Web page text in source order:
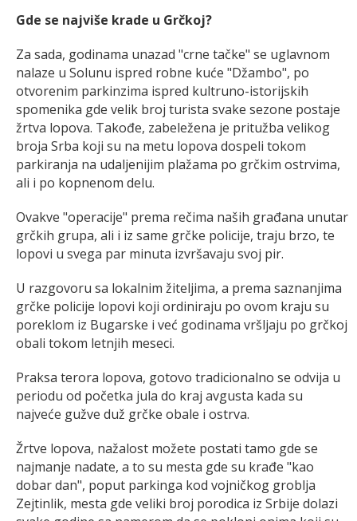
Gde se najviše krade u Grčkoj?
Za sada, godinama unazad "crne tačke" se uglavnom
nalaze u Solunu ispred robne kuće "Džambo", po
otvorenim parkinzima ispred kultruno-istorijskih
spomenika gde velik broj turista svake sezone postaje
žrtva lopova. Takođe, zabeležena je pritužba velikog
broja Srba koji su na metu lopova dospeli tokom
parkiranja na udaljenijim plažama po grčkim ostrvima,
ali i po kopnenom delu.
Ovakve "operacije" prema rečima naših građana unutar
grčkih grupa, ali i iz same grčke policije, traju brzo, te
lopovi u svega par minuta izvršavaju svoj pir.
U razgovoru sa lokalnim žiteljima, a prema saznanjima
grčke policije lopovi koji ordiniraju po ovom kraju su
poreklom iz Bugarske i već godinama vršljaju po grčkoj
obali tokom letnjih meseci.
Praksa terora lopova, gotovo tradicionalno se odvija u
periodu od početka jula do kraj avgusta kada su
najveće gužve duž grčke obale i ostrva.
Žrtve lopova, nažalost možete postati tamo gde se
najmanje nadate, a to su mesta gde su krađe "kao
dobar dan", poput parkinga kod vojničkog groblja
Zejtinlik, mesta gde veliki broj porodica iz Srbije dolazi